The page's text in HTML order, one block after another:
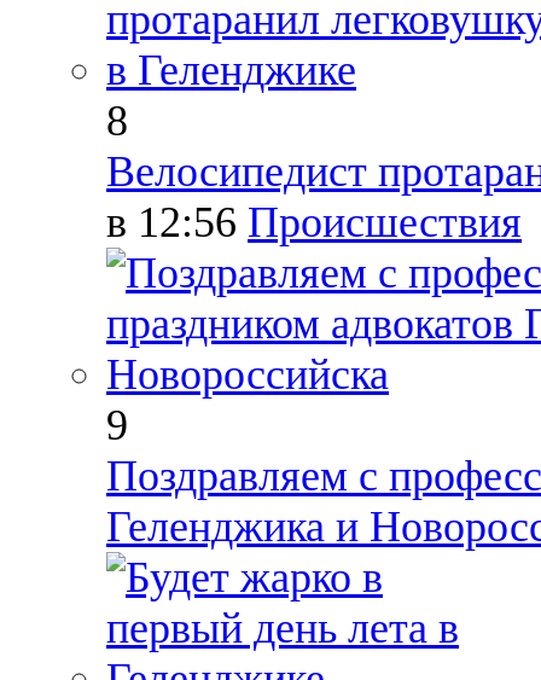
8
Велосипедист
в 12:56 Происшествия
9
Поздравляем с
Геленджика и